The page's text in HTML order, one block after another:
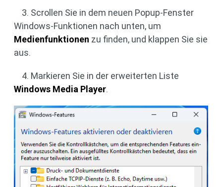
3. Scrollen Sie in dem neuen Popup-Fenster
Windows-Funktionen nach unten, um
Medienfunktionen zu finden, und klappen Sie sie
aus.
4. Markieren Sie in der erweiterten Liste
Windows Media Player.